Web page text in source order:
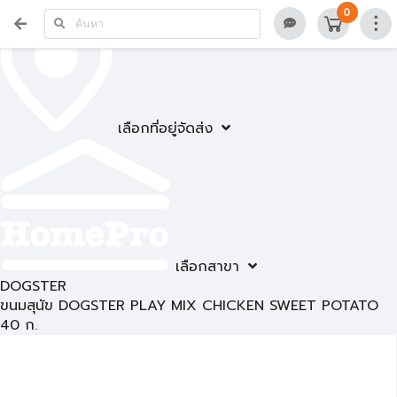
เลือกที่อยู่จัดส่ง
เลือกสาขา
0
DOGSTER
ขนมสุนัข DOGSTER PLAY MIX CHICKEN SWEET POTATO
40 ก.